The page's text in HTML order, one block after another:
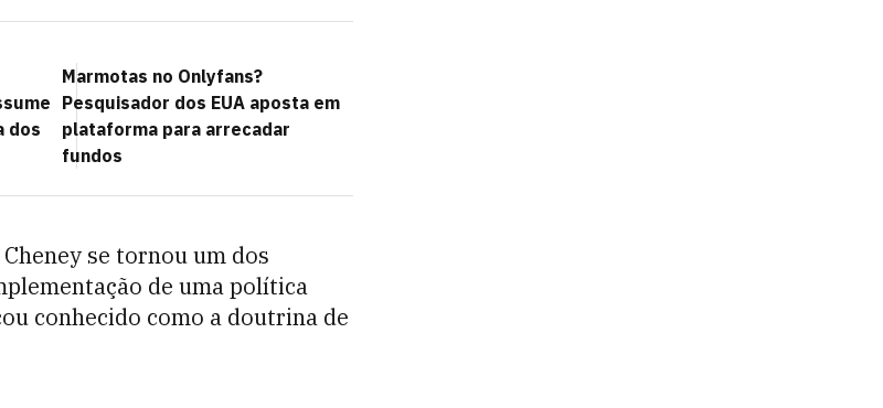
dos
Marmotas no Onlyfans?
Pesquisador dos EUA aposta em
plataforma para arrecadar
fundos
se tornou um dos
de uma política
conhecido como a doutrina de